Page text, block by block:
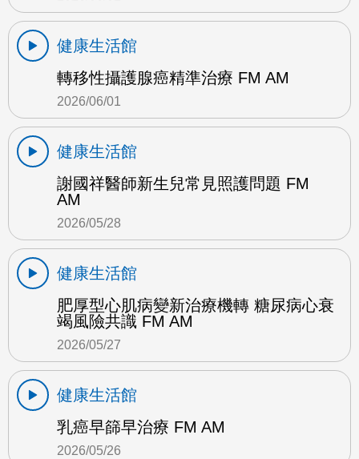
健康生活館
轉移性攝護腺癌精準治療 FM AM
2026/06/01
健康生活館
謝國祥醫師新生兒常見照護問題 FM
AM
2026/05/28
健康生活館
肥厚型心肌病變新治療機轉 糖尿病心衰
竭風險共識 FM AM
2026/05/27
健康生活館
乳癌早篩早治療 FM AM
2026/05/26